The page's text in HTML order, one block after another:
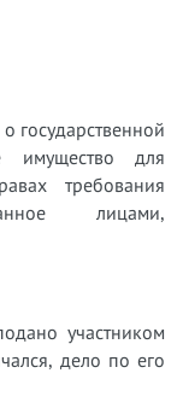
государственной
имущество для
требования
лицами,
участником
дело по его